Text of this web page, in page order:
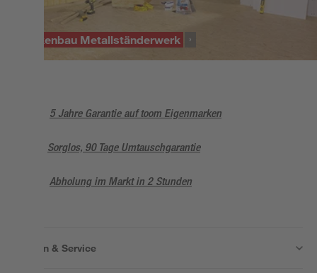
Trockenbau Metallständerwerk
5 Jahre Garantie auf toom Eigenmarken
Sorglos, 90 Tage Umtauschgarantie
Abholung im Markt in 2 Stunden
Wissen & Service